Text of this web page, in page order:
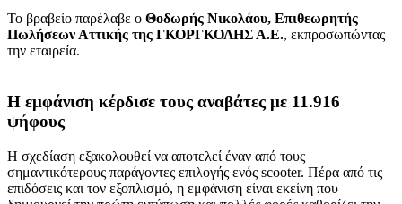
Το βραβείο παρέλαβε ο Θοδωρής Νικολάου, Επιθεωρητής
Πωλήσεων Αττικής της ΓΚΟΡΓΚΟΛΗΣ Α.Ε., εκπροσωπώντας
την εταιρεία.
Η εμφάνιση κέρδισε τους αναβάτες με 11.916
ψήφους
Η σχεδίαση εξακολουθεί να αποτελεί έναν από τους
σημαντικότερους παράγοντες επιλογής ενός scooter. Πέρα από τις
επιδόσεις και τον εξοπλισμό, η εμφάνιση είναι εκείνη που